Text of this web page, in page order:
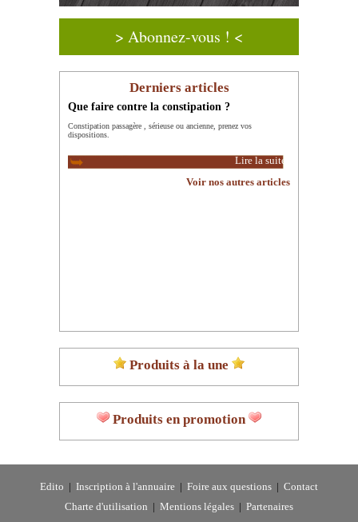
> Abonnez-vous ! <
Derniers articles
Que faire contre la constipation ?
Constipation passagère , sérieuse ou ancienne, prenez vos
dispositions.
Lire la suite
Voir nos autres articles
Produits à la une
Produits en promotion
Edito Inscription à l'annuaire Foire aux questions
Contact
Charte d'utilisation
Mentions légales Partenaires